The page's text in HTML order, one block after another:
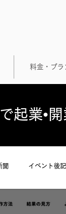
料金・プラ
起業•
聞 イベント後記
自分らしい